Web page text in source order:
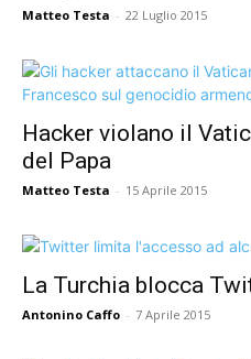
Matteo Testa - 22 Luglio 2015
Hacker violano il
del Papa
Matteo Testa - 15 Aprile 2015
La Turchia blocca
Antonino Caffo - 7 Aprile 2015